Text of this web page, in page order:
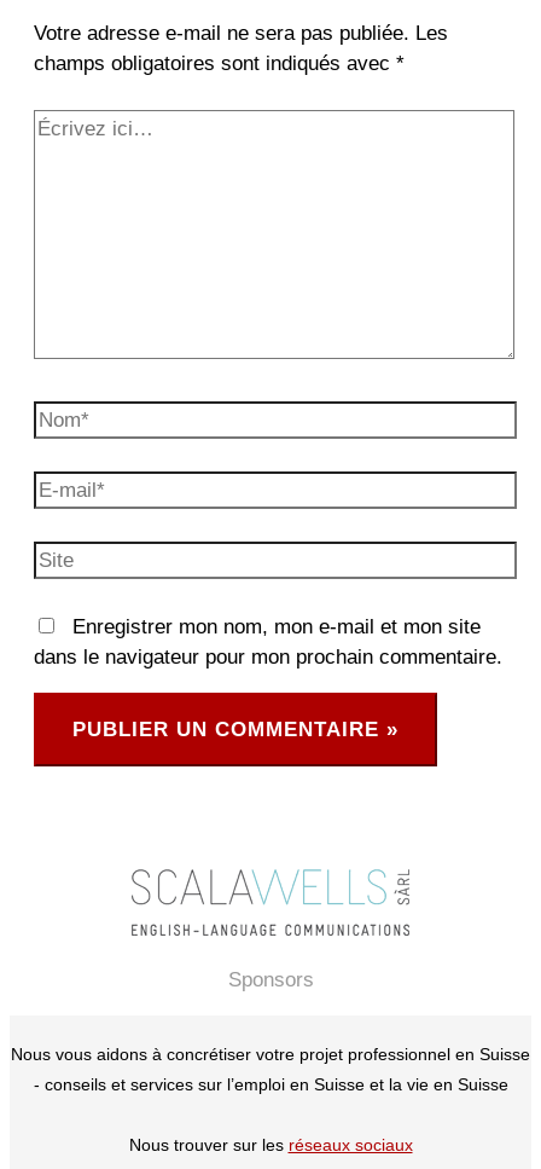
Votre adresse e-mail ne sera pas publiée. Les
champs obligatoires sont indiqués avec *
Écrivez
Nom*
E-
mail*
Site
Enregistrer mon nom, mon e-mail et mon site
dans le navigateur pour mon prochain commentaire.
Sponsors
Nous vous aidons à concrétiser votre projet professionnel en Suisse
- conseils et services sur l’emploi en Suisse et la vie en Suisse
Nous trouver sur les réseaux sociaux